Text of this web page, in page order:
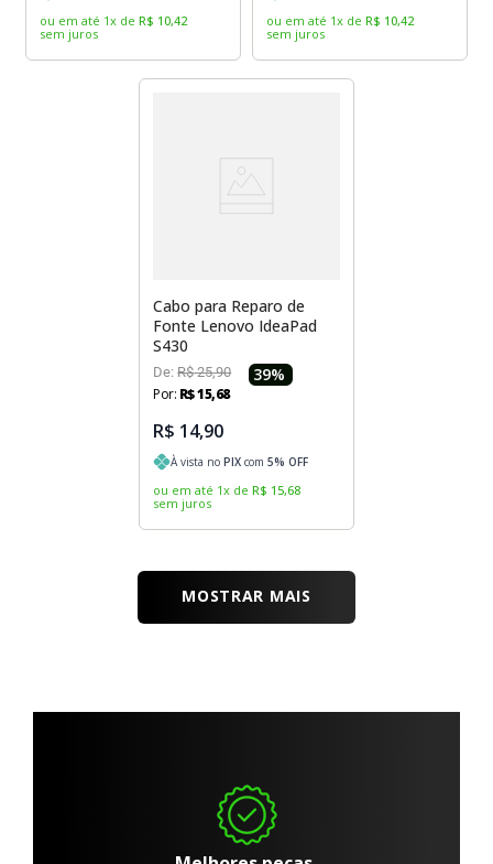
ou em até 1x de R$ 10,42
sem juros
ou em até 1x de R$ 10,42
sem juros
Cabo para Reparo de
Fonte Lenovo IdeaPad
S430
De:R$ 25,90 39%
Por: R$15,68
R$ 14,90
À vista noPIX com5% OFF
ou em até 1x de R$ 15,68
sem juros
MOSTRAR MAIS